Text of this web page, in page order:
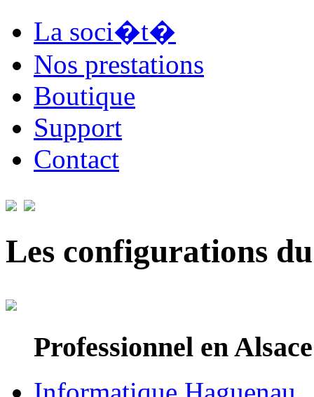
La soci�t�
Nos prestations
Boutique
Support
Contact
Les configurations
Professionnel en Alsace